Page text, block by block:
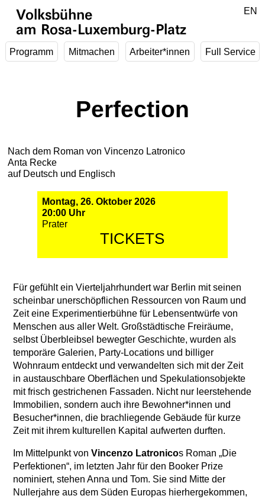
Volksbühne
am Rosa-Luxemburg-Platz
Programm Mitmachen Arbeiter*innen Full Service
DE
EN
Perfection
Nach dem Roman von Vincenzo Latronico
Anta Recke
auf Deutsch und Englisch
Montag, 26. Oktober 2026
20:00 Uhr
Prater
TICKETS
Für gefühlt ein Vierteljahrhundert war Berlin mit seinen
scheinbar unerschöpflichen Ressourcen von Raum und
Zeit eine Experimentierbühne für Lebensentwürfe von
Menschen aus aller Welt. Großstädtische Freiräume,
selbst Überbleibsel bewegter Geschichte, wurden als
temporäre Galerien, Party-Locations und billiger
Wohnraum entdeckt und verwandelten sich mit der Zeit
in austauschbare Oberflächen und Spekulationsobjekte
mit frisch gestrichenen Fassaden. Nicht nur leerstehende
Immobilien, sondern auch ihre Bewohner*innen und
Besucher*innen, die brachliegende Gebäude für kurze
Zeit mit ihrem kulturellen Kapital aufwerten durften.
Im Mittelpunkt von Vincenzo Latronicos Roman „Die
Perfektionen“, im letzten Jahr für den Booker Prize
nominiert, stehen Anna und Tom. Sie sind Mitte der
Nullerjahre aus dem Süden Europas hierhergekommen,